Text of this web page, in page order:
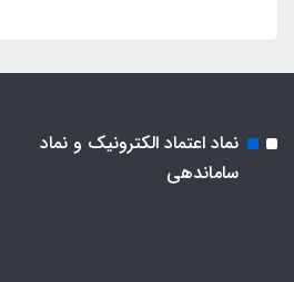
نماد اعتماد الکترونیک و نماد
ساماندهی